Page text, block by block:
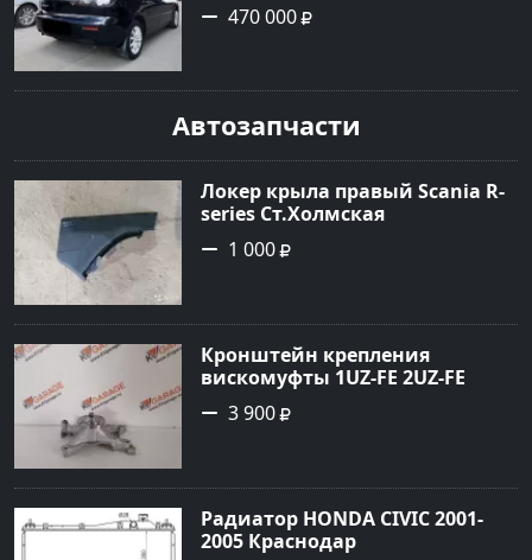
Седан 2008 года по цене 470000
470 000
Автозапчасти
Локер крыла правый Scania R-
series Ст.Холмская
1 000
Кронштейн крепления
вискомуфты 1UZ-FE 2UZ-FE
Краснодар
3 900
Радиатор HONDA CIVIC 2001-
2005 Краснодар